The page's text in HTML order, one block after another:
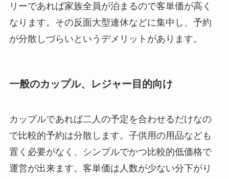
リーであれば家族全員が泊まるので客単価が高く
なります。その反面大型連休などに集中し、予約
が分散しづらいというデメリットがあります。
一般のカップル、レジャー目的向け
カップルであれば二人の予定を合わせるだけなの
で比較的予約は分散します。子供用の用品なども
置く必要がなく、シンプルでかつ比較的低価格で
運営が出来ます。客単価は人数が少ない分下がり